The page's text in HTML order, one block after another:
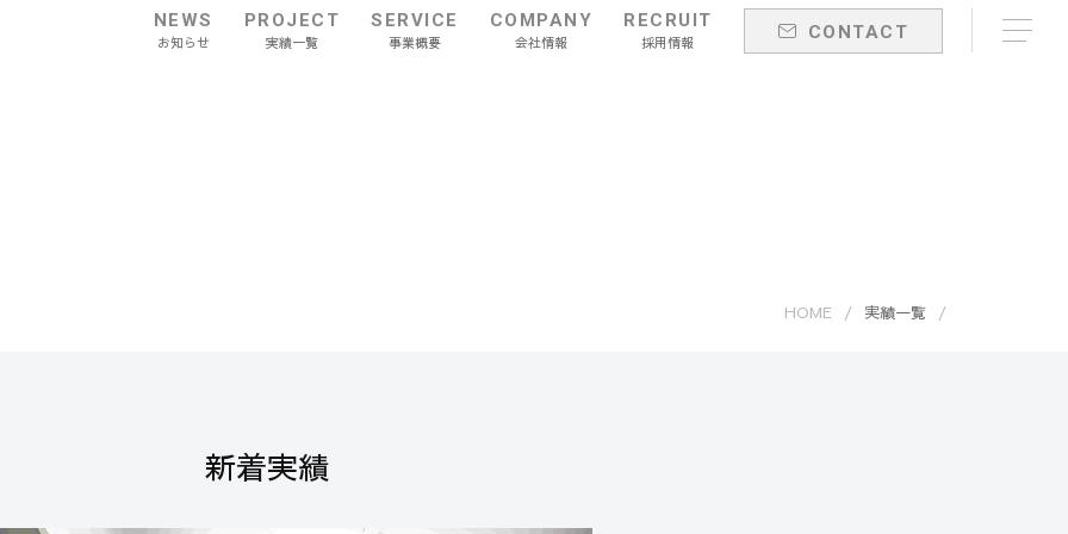
NEWS
お知らせ
PROJECT
実績一覧
SERVICE
事業概要
COMPANY
会社情報
RECRUIT
採用情報 CONTACT
HOME 実績一覧
新着実績